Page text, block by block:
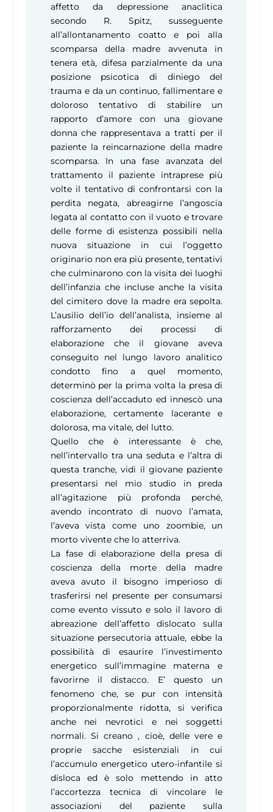
affetto da depressione anaclitica
secondo R. Spitz, susseguente
all’allontanamento coatto e poi alla
scomparsa della madre avvenuta in
tenera età, difesa parzialmente da una
posizione psicotica di diniego del
trauma e da un continuo, fallimentare e
doloroso tentativo di stabilire un
rapporto d’amore con una giovane
donna che rappresentava a tratti per il
paziente la reincarnazione della madre
scomparsa. In una fase avanzata del
trattamento il paziente intraprese più
volte il tentativo di confrontarsi con la
perdita negata, abreagirne l’angoscia
legata al contatto con il vuoto e trovare
delle forme di esistenza possibili nella
nuova situazione in cui l’oggetto
originario non era più presente, tentativi
che culminarono con la visita dei luoghi
dell’infanzia che incluse anche la visita
del cimitero dove la madre era sepolta.
L’ausilio dell’io dell’analista, insieme al
rafforzamento dei processi di
elaborazione che il giovane aveva
conseguito nel lungo lavoro analitico
condotto fino a quel momento,
determinò per la prima volta la presa di
coscienza dell’accaduto ed innescò una
elaborazione, certamente lacerante e
dolorosa, ma vitale, del lutto.
Quello che è interessante è che,
nell’intervallo tra una seduta e l’altra di
questa tranche, vidi il giovane paziente
presentarsi nel mio studio in preda
all’agitazione più profonda perché,
avendo incontrato di nuovo l’amata,
l’aveva vista come uno zoombie, un
morto vivente che lo atterriva.
La fase di elaborazione della presa di
coscienza della morte della madre
aveva avuto il bisogno imperioso di
trasferirsi nel presente per consumarsi
come evento vissuto e solo il lavoro di
abreazione dell’affetto dislocato sulla
situazione persecutoria attuale, ebbe la
possibilità di esaurire l’investimento
energetico sull’immagine materna e
favorirne il distacco. E’ questo un
fenomeno che, se pur con intensità
proporzionalmente ridotta, si verifica
anche nei nevrotici e nei soggetti
normali. Si creano , cioè, delle vere e
proprie sacche esistenziali in cui
l’accumulo energetico utero-infantile si
disloca ed è solo mettendo in atto
l’accortezza tecnica di vincolare le
associazioni del paziente sulla